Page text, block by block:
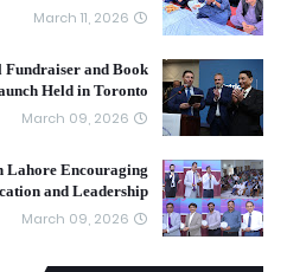
March 11, 2026
and Book
Held in Toronto
March 09, 2026
Lahore Encouraging
and Leadership
March 09, 2026